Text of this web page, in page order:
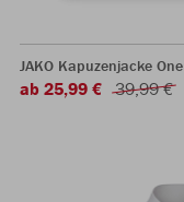
JAKO Kapuzenjacke One
ab 25,99 € 39,99 €